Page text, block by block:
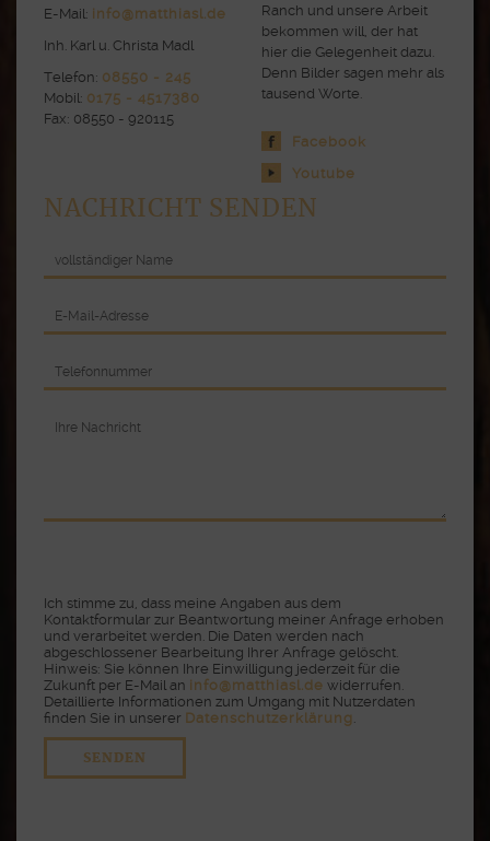
E-Mail: info@matthiasl.de
Inh. Karl u. Christa Madl
Telefon: 08550 - 245
Mobil: 0175 - 4517380
Fax: 08550 - 920115
Ranch und unsere Arbeit
bekommen will, der hat
hier die Gelegenheit dazu.
Denn Bilder sagen mehr als
tausend Worte.
Facebook
Youtube
NACHRICHT SENDEN
Ich stimme zu, dass meine Angaben aus dem
Kontaktformular zur Beantwortung meiner Anfrage erhoben
und verarbeitet werden. Die Daten werden nach
abgeschlossener Bearbeitung Ihrer Anfrage gelöscht.
Hinweis: Sie können Ihre Einwilligung jederzeit für die
Zukunft per E-Mail an info@matthiasl.de widerrufen.
Detaillierte Informationen zum Umgang mit Nutzerdaten
finden Sie in unserer Datenschutzerklärung.